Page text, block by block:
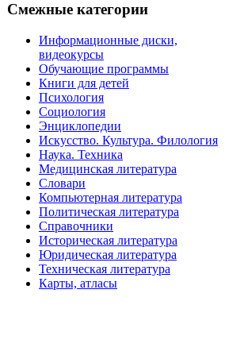
Смежные категории
Информационные диски,
видеокурсы
Обучающие программы
Книги для детей
Психология
Социология
Энциклопедии
Искусство. Культура. Филология
Наука. Техника
Медицинская литература
Словари
Компьютерная литература
Политическая литература
Справочники
Историческая литература
Юридическая литература
Техническая литература
Карты, атласы